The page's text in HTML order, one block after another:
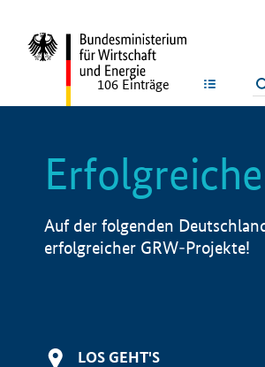
106 Einträge
Auf der folgenden
erfolgreicher GRW-Projekte!
LOS GEHT'S